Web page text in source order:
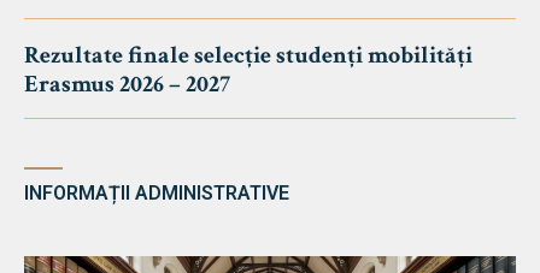
Rezultate finale selecție studenți mobilități
Erasmus 2026 – 2027
INFORMAȚII ADMINISTRATIVE